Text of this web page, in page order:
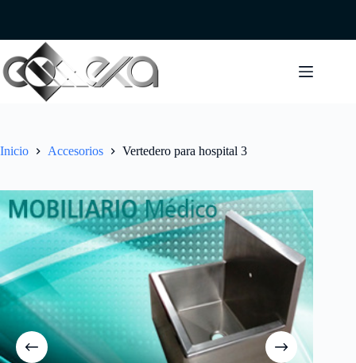
Inicio Accesorios Vertedero para hospital 3